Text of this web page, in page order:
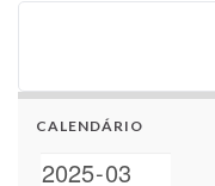
CALENDÁRIO